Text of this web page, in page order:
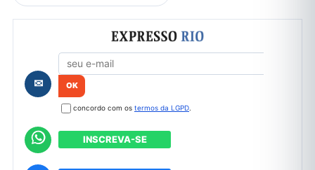
Formulário de cadastro
✉
concordo com os termos da LGPD.
INSCREVA-SE